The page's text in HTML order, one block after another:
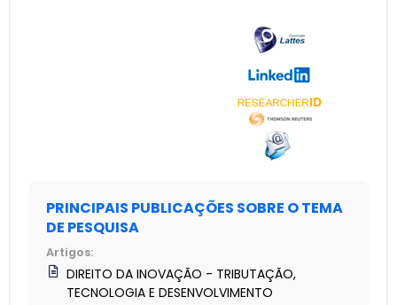
PRINCIPAIS PUBLICAÇÕES SOBRE O TEMA
DE PESQUISA
Artigos:
DIREITO DA INOVAÇÃO - TRIBUTAÇÃO,
TECNOLOGIA E DESENVOLVIMENTO